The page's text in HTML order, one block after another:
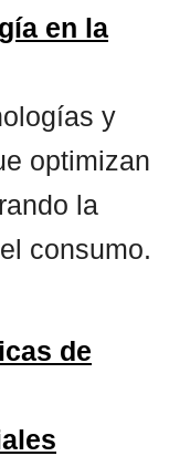
en la
y
optimizan
la
consumo.
de